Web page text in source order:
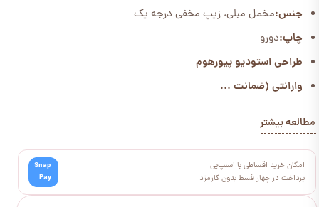
جنس:مخمل مبلی، زیپ مخفی درجه یک
چاپ:دورو
طراحی استودیو پیورهوم
وارانتی (ضمانت ...
مطالعه بیشتر
امکان خرید اقساطی با اسنپ‌پی
پرداخت در چهار قسط بدون کارمزد
Snap
Pay